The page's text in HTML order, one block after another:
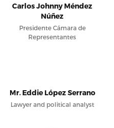
Carlos Johnny Méndez
Núñez
Presidente Cámara de
Representantes
Mr. Eddie López Serrano
Lawyer and political analyst